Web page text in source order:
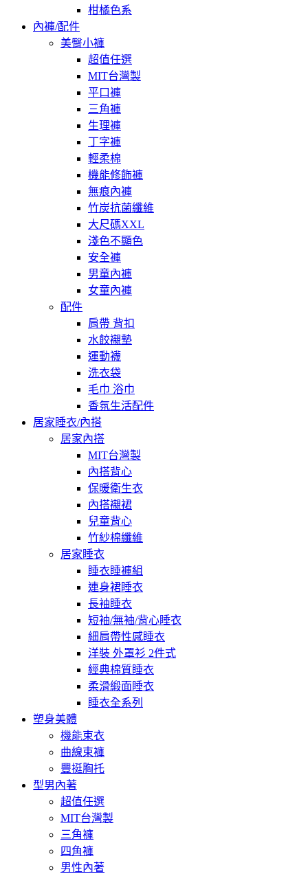
柑橘色系
內褲/配件
美臀小褲
超值任選
MIT台灣製
平口褲
三角褲
生理褲
丁字褲
輕柔棉
機能修飾褲
無痕內褲
竹炭抗菌纖維
大尺碼XXL
淺色不顯色
安全褲
男童內褲
女童內褲
配件
肩帶 背扣
水餃襯墊
運動襪
洗衣袋
毛巾 浴巾
香氛生活配件
居家睡衣/內搭
居家內搭
MIT台灣製
內搭背心
保暖衛生衣
內搭襯裙
兒童背心
竹紗棉纖維
居家睡衣
睡衣睡褲組
連身裙睡衣
長袖睡衣
短袖/無袖/背心睡衣
細肩帶性感睡衣
洋裝 外罩衫 2件式
經典棉質睡衣
柔滑緞面睡衣
睡衣全系列
塑身美體
機能束衣
曲線束褲
豐挺胸托
型男內著
超值任選
MIT台灣製
三角褲
四角褲
男性內著